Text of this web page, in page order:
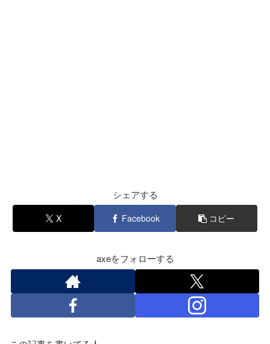
シェアする
X Facebook コピー
axeをフォローする